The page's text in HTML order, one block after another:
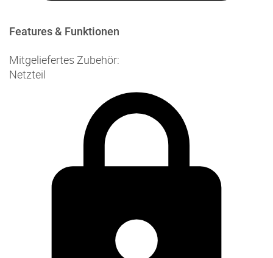
Features & Funktionen
Mitgeliefertes Zubehör:
Netzteil